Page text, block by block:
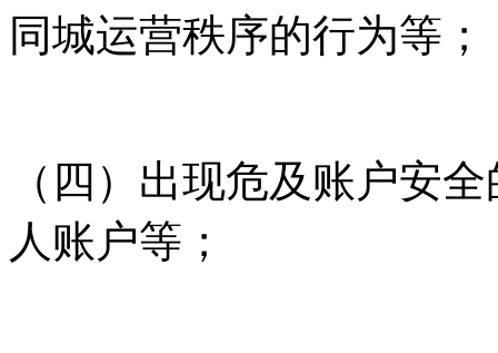
同城运营秩序的行为等；
（四）出现危及账户安
人账户等；